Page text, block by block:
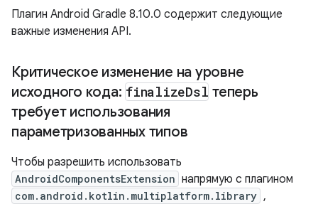
Плагин Android Gradle 8.10.0 содержит следующие
важные изменения API.
Критическое изменение на уровне
исходного кода: finalizeDsl теперь
требует использования
параметризованных типов
Чтобы разрешить использовать
AndroidComponentsExtension напрямую с плагином
com.android.kotlin.multiplatform.library ,